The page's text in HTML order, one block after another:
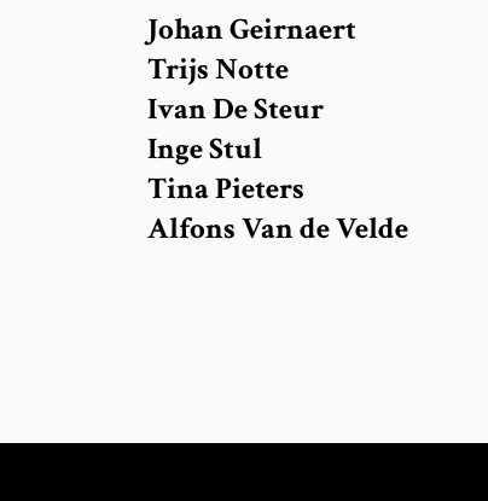
Johan Geirnaert
Trijs Notte
Ivan De Steur
Inge Stul
Tina Pieters
Alfons Van de Velde